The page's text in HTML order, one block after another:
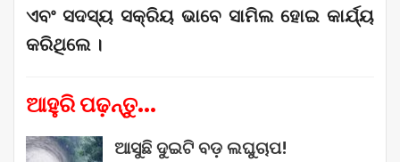
ଏବଂ ସଦସ୍ୟ ସକ୍ରିୟ ଭାବେ ସାମିଲ ହୋଇ କାର୍ଯ୍ୟ
କରିଥିଲେ ।
ଆହୁରି ପଢ଼ନ୍ତୁ...
ଆସୁଛି ଦୁଇଟି ବଡ଼ ଲଘୁଚାପ!